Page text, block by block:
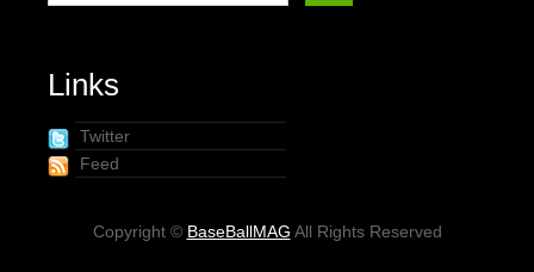
Links
Twitter
Feed
Copyright © BaseBallMAG All Rights Reserved